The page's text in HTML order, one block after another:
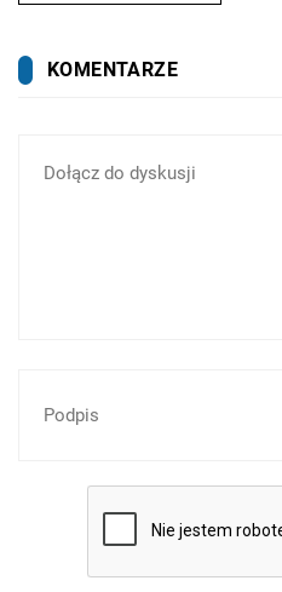
KOMENTARZE